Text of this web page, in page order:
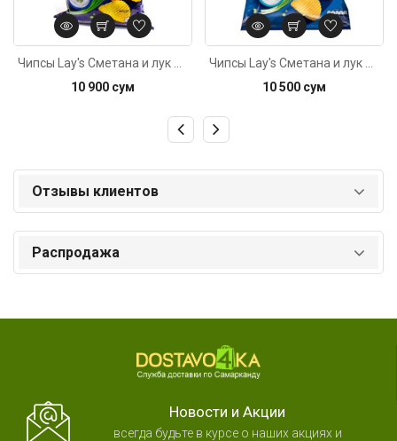
10 900 сум
10 500 сум
Отзывы клиентов
Распродажа
Новости и Акции
всегда будьте в курсе о наших акциях и